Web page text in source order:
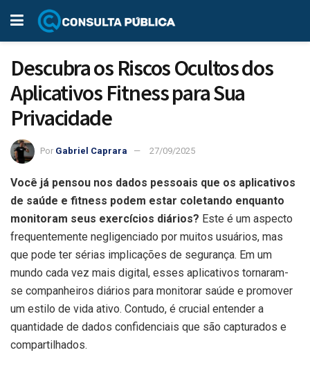
Descubra os Riscos Ocultos dos
Aplicativos Fitness para Sua
Privacidade
Por Gabriel Caprara 27/09/2025
Você já pensou nos dados pessoais que os aplicativos
de saúde e fitness podem estar coletando enquanto
monitoram seus exercícios diários? Este é um aspecto
frequentemente negligenciado por muitos usuários, mas
que pode ter sérias implicações de segurança. Em um
mundo cada vez mais digital, esses aplicativos tornaram-
se companheiros diários para monitorar saúde e promover
um estilo de vida ativo. Contudo, é crucial entender a
quantidade de dados confidenciais que são capturados e
compartilhados.